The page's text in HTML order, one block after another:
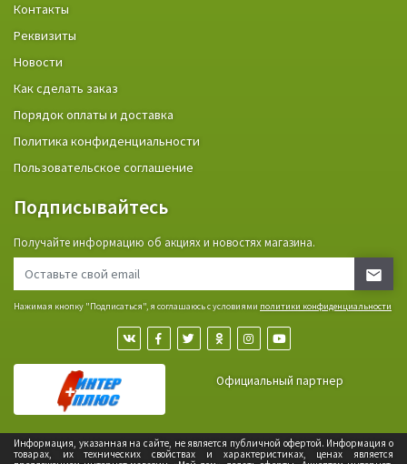
Контакты
Реквизиты
Новости
Как сделать заказ
Порядок оплаты и доставка
Политика конфиденциальности
Пользовательское соглашение
Подписывайтесь
Получайте информацию об акциях и новостях магазина.
Нажимая кнопку "Подписаться", я соглашаюсь с условиями политики конфиденциальности
Официальный партнер
Информация, указанная на сайте, не является публичной офертой. Информация о
товарах, их технических свойствах и характеристиках, ценах является